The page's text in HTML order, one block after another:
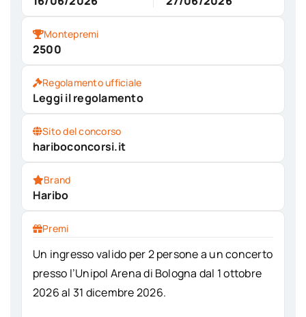
Montepremi
2500
Regolamento ufficiale
Leggi il regolamento
Sito del concorso
hariboconcorsi.it
Brand
Haribo
Premi
Un ingresso valido per 2 persone a un concerto
presso l’Unipol Arena di Bologna dal 1 ottobre
2026 al 31 dicembre 2026.